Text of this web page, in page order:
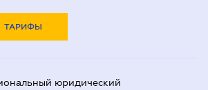
ТАРИФЫ
юридический